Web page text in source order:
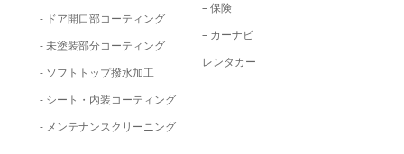
- ドア開口部コーティング
- 未塗装部分コーティング
- ソフトトップ撥水加工
- シート・内装コーティング
- メンテナンスクリーニング
– 保険
– カーナビ
レンタカー